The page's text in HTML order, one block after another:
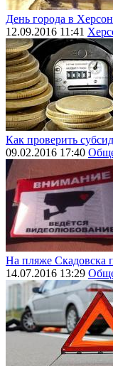
День города в
12.09.2016 11:41
Как проверить
09.02.2016 17:40
На пляже Скадовска
14.07.2016 13:29